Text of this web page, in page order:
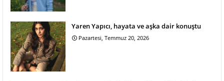
Yaren Yapıcı, hayata ve aşka dair konuştu
Pazartesi, Temmuz 20, 2026